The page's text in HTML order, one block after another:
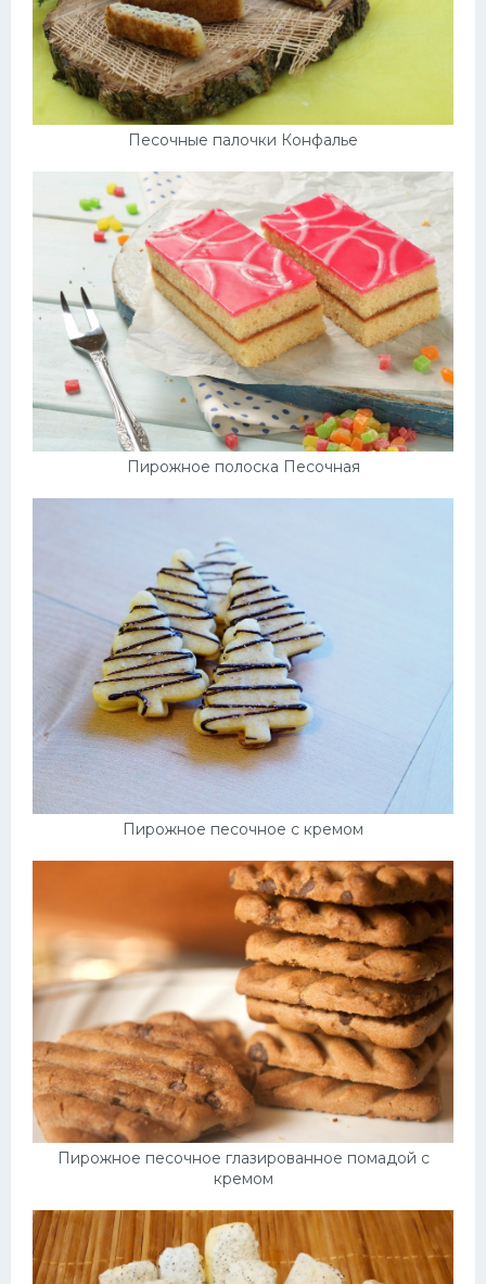
Песочные палочки Конфалье
Пирожное полоска Песочная
Пирожное песочное с кремом
Пирожное песочное глазированное помадой с
кремом